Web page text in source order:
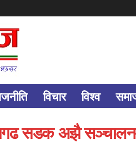
विचार विश्व
सडक अझै